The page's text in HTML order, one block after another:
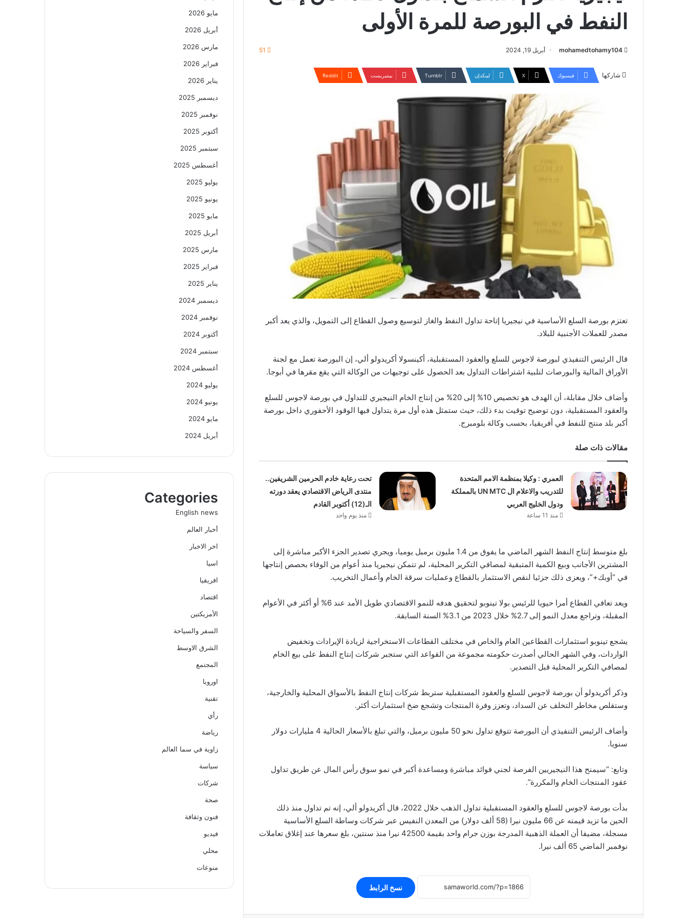
النفط في البورصة للمرة الأولى
mohamedtohamy104 أبريل 19, 2024 51
شاركها فيسبوك ‫X لينكدإن بينتيريست
تعتزم بورصة السلع الأساسية في نيجيريا إتاحة تداول النفط والغاز لتوسيع وصول القطاع إلى التمويل، والذي يعد أكبر
مصدر للعملات الأجنبية للبلاد.
قال الرئيس التنفيذي لبورصة لاجوس للسلع والعقود المستقبلية، أكينسولا أكريدولو ألي، إن البورصة تعمل مع لجنة
الأوراق المالية والبورصات لتلبية اشتراطات التداول بعد الحصول على توجيهات من الوكالة التي يقع مقرها في أبوجا.
وأضاف خلال مقابلة، أن الهدف هو تخصيص 10% إلى 20% من إنتاج الخام النيجيري للتداول في بورصة لاجوس للسلع
والعقود المستقبلية، دون توضيح توقيت بدء ذلك، حيث ستمثل هذه أول مرة يتداول فيها الوقود الأحفوري داخل بورصة
أكبر بلد منتج للنفط في أفريقيا، بحسب وكالة بلومبرج.
مقالات ذات صلة
العمري : وكيلا بمنظمة الامم المتحدة
للتدريب والاعلام ال UN MTC بالمملكة
ودول الخليج العربي
منذ 11 ساعة
تحت رعاية خادم الحرمين الشريفين..
منتدى الرياض الاقتصادي يعقد دورته
الـ(12) أكتوبر القادم
منذ يوم واحد
بلغ متوسط إنتاج النفط الشهر الماضي ما يفوق من 1.4 مليون برميل يوميا، ويجري تصدير الجزء الأكبر مباشرة إلى
المشترين الأجانب وبيع الكمية المتبقية لمصافي التكرير المحلية، لم تتمكن نيجيريا منذ أعوام من الوفاء بحصص إنتاجها
في “أوبك+”، ويعزى ذلك جزئيا لنقص الاستثمار بالقطاع وعمليات سرقة الخام وأعمال التخريب.
ويعد تعافي القطاع أمرا حيويا للرئيس بولا تينوبو لتحقيق هدفه للنمو الاقتصادي طويل الأمد عند 6% أو أكثر في الأعوام
المقبلة، وتراجع معدل النمو إلى 2.7% خلال 2023 من 3.1% السنة السابقة.
يشجع تينوبو استثمارات القطاعين العام والخاص في مختلف القطاعات الاستخراجية لزيادة الإيرادات وتخفيض
الواردات، وفي الشهر الحالي أصدرت حكومته مجموعة من القواعد التي ستجبر شركات إنتاج النفط على بيع الخام
لمصافي التكرير المحلية قبل التصدير.
وذكر أكريدولو أن بورصة لاجوس للسلع والعقود المستقبلية ستربط شركات إنتاج النفط بالأسواق المحلية والخارجية،
وستقلص مخاطر التخلف عن السداد، وتعزز وفرة المنتجات وتشجع ضخ استثمارات أكثر.
وأضاف الرئيس التنفيذي أن البورصة تتوقع تداول نحو 50 مليون برميل، والتي تبلغ بالأسعار الحالية 4 مليارات دولار
سنويا.
وتابع: “سيمنح هذا النيجيريين الفرصة لجني فوائد مباشرة ومساعدة أكبر في نمو سوق رأس المال عن طريق تداول
عقود المنتجات الخام والمكررة”.
بدأت بورصة لاجوس للسلع والعقود المستقبلية تداول الذهب خلال 2022، قال أكريدولو ألي، إنه تم تداول منذ ذلك
الحين ما تزيد قيمته عن 66 مليون نيرا (58 ألف دولار) من المعدن النفيس عبر شركات وساطة السلع الأساسية
مسجلة، مضيفا أن العملة الذهبية المدرجة بوزن جرام واحد بقيمة 42500 نيرا منذ سنتين، بلغ سعرها عند إغلاق تعاملات
نوفمبر الماضي 65 ألف نيرا.
نسخ الرابط
مايو 2026
أبريل 2026
مارس 2026
فبراير 2026
يناير 2026
ديسمبر 2025
نوفمبر 2025
أكتوبر 2025
سبتمبر 2025
أغسطس 2025
يوليو 2025
يونيو 2025
مايو 2025
أبريل 2025
مارس 2025
فبراير 2025
يناير 2025
ديسمبر 2024
نوفمبر 2024
أكتوبر 2024
سبتمبر 2024
أغسطس 2024
يوليو 2024
يونيو 2024
مايو 2024
أبريل 2024
Categories
English news
أخبار العالم
اخر الاخبار
اسيا
افريقيا
اقتصاد
الأمريكتين
السفر والسياحة
الشرق الاوسط
المجتمع
اوروبا
تقنية
رأي
رياضة
زاوية في سما العالم
سياسة
شركات
صحة
فنون وثقافة
فيديو
محلي
منوعات